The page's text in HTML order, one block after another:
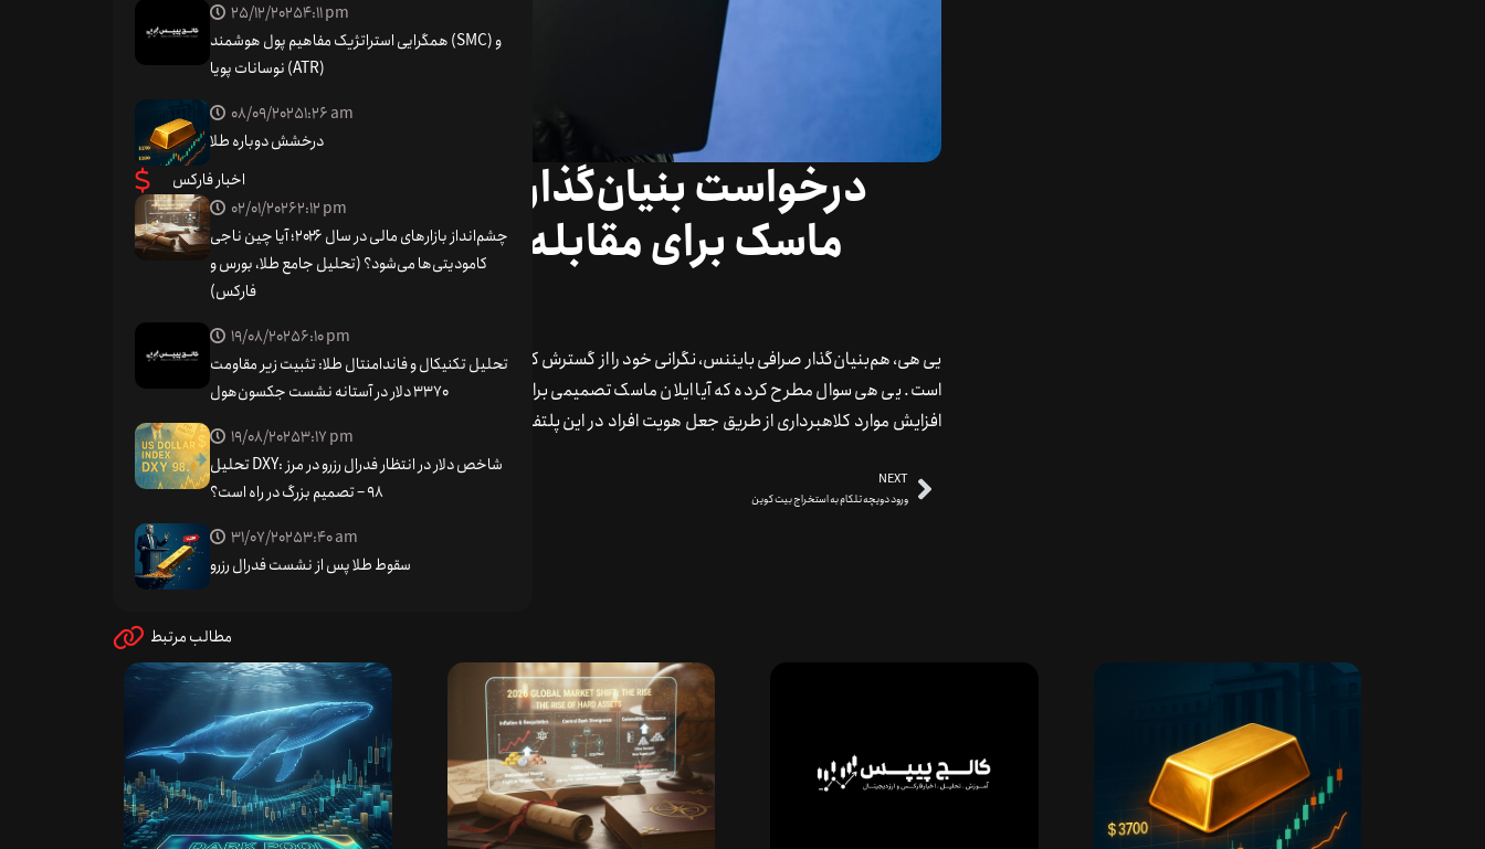
درخواست بنیان‌گذار صرافی بایننس به ایلان
ماسک برای مقابله با کلاهبرداری در پلتفرم
اجتماعی ایکس
یی هی، هم‌بنیان‌گذار صرافی بایننس، نگرانی خود را از گسترش کلاهبرداری ارزهای دیجیتال در پلتفرم اجتماعی ایکس اعلام کرده
است. یی هی سوال مطرح کرده که آیا ایلان ماسک تصمیمی برای مقابله با این مشکل خواهد گرفت یا خیر. این نگرانی ناشی از
افزایش موارد کلاهبرداری از طریق جعل هویت افراد در این پلتفرم است. او همچنین اشتراک‌گذاری حساب‌های کاربری را افزوده
PREVIOUS NEXT
ورود دویچه تلکام به استخراج بیت کوین
25/12/20254:11 pm
همگرایی استراتژیک مفاهیم پول هوشمند (SMC) و
نوسانات پویا (ATR)
08/09/20251:26 am
درخشش دوباره طلا
اخبار فارکس
02/01/20262:12 pm
چشم‌انداز بازارهای مالی در سال ۲۰۲۶؛ آیا چین ناجی
کامودیتی‌ها می‌شود؟ (تحلیل جامع طلا، بورس و
فارکس)
19/08/20256:10 pm
تحلیل تکنیکال و فاندامنتال طلا: تثبیت زیر مقاومت
۳۳۷۰ دلار در آستانه نشست جکسون‌هول
19/08/20253:17 pm
تحلیل DXY: شاخص دلار در انتظار فدرال رزرو در مرز
98 – تصمیم بزرگ در راه است؟
31/07/20253:40 am
سقوط طلا پس از نشست فدرال رزرو
مطالب مرتبط